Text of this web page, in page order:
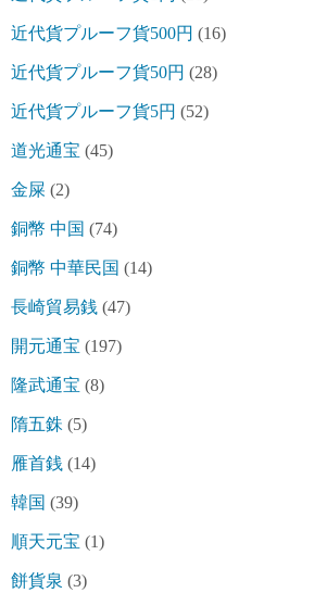
近代貨プルーフ貨500円 (16)
近代貨プルーフ貨50円 (28)
近代貨プルーフ貨5円 (52)
道光通宝 (45)
金屎 (2)
銅幣 中国 (74)
銅幣 中華民国 (14)
長崎貿易銭 (47)
開元通宝 (197)
隆武通宝 (8)
隋五銖 (5)
雁首銭 (14)
韓国 (39)
順天元宝 (1)
餅貨泉 (3)